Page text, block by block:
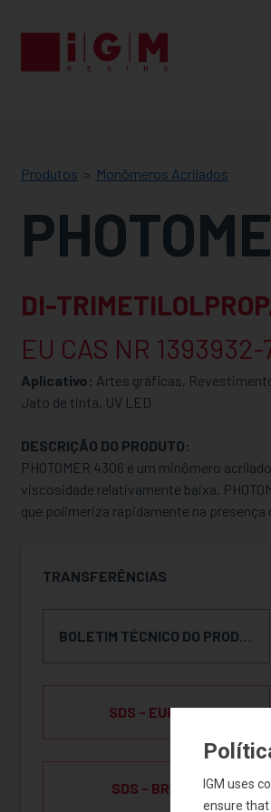
Produtos Monômeros Acrilados
DI-
EU CAS NR 1393932-
Aplicativo: Artes gráficas,
Jato de tinta, UV LED
DESCRIÇÃO DO PRODUTO:
PHOTOMER 4306 é um minômero
viscosidade relativamente baixa.
que polimeriza rapidamente na presença
TRANSFERÊNCIAS
BOLETIM TÉCNICO DO PRODUTO
SDS - EUROPA
SDS - BRAZIL
IGM uses
ensure